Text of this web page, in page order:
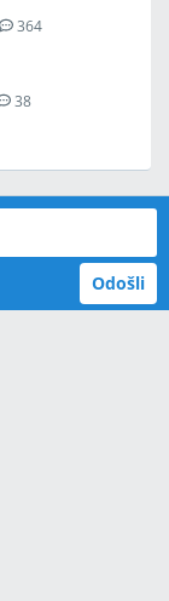
364
38
Odošli